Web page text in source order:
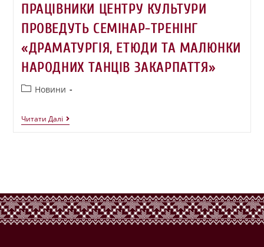
ПРАЦІВНИКИ ЦЕНТРУ КУЛЬТУРИ
ПРОВЕДУТЬ СЕМІНАР-ТРЕНІНГ
«ДРАМАТУРГІЯ, ЕТЮДИ ТА МАЛЮНКИ
НАРОДНИХ ТАНЦІВ ЗАКАРПАТТЯ»
Новини
Читати Далі